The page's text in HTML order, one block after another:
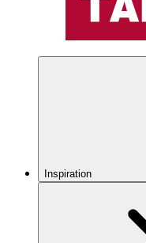
Inspiration